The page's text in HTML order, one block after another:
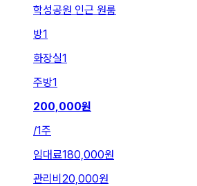
학성공원 인근 원룸
방1
화장실1
주방1
200,000원
/1주
임대료180,000원
관리비 20,000원